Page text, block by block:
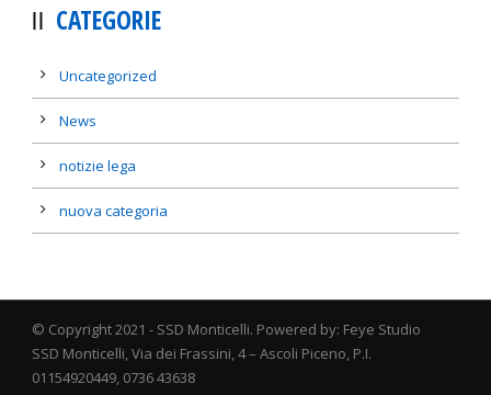
CATEGORIE
Uncategorized
News
notizie lega
nuova categoria
© Copyright 2021 - SSD Monticelli. Powered by: Feye Studio
SSD Monticelli, Via dei Frassini, 4 – Ascoli Piceno, P.I.
01154920449, 0736 43638